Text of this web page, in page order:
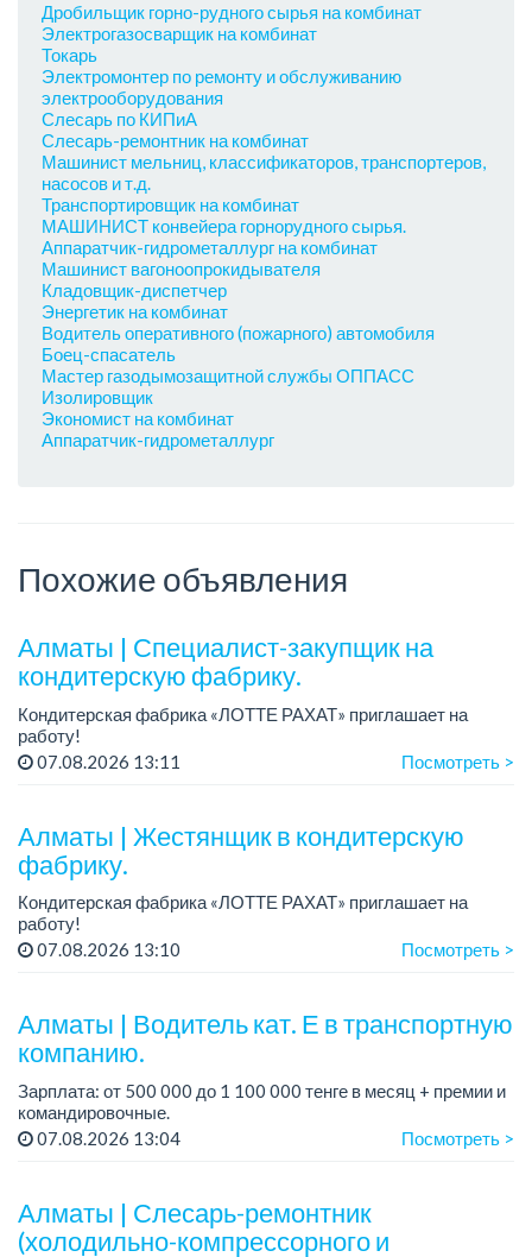
Дробильщик горно-рудного сырья на комбинат
Электрогазосварщик на комбинат
Токарь
Электромонтер по ремонту и обслуживанию
электрооборудования
Слесарь по КИПиА
Слесарь-ремонтник на комбинат
Машинист мельниц, классификаторов, транспортеров,
насосов и т.д.
Транспортировщик на комбинат
МАШИНИСТ конвейера горнорудного сырья.
Аппаратчик-гидрометаллург на комбинат
Машинист вагоноопрокидывателя
Кладовщик-диспетчер
Энергетик на комбинат
Водитель оперативного (пожарного) автомобиля
Боец-спасатель
Мастер газодымозащитной службы ОППАСС
Изолировщик
Экономист на комбинат
Аппаратчик-гидрометаллург
Похожие объявления
Алматы | Специалист-закупщик на
кондитерскую фабрику.
Кондитерская фабрика «ЛОТТЕ РАХАТ» приглашает на
работу!
Зарплата: до 275 000 тенге.
07.08.2026 13:11 Посмотреть >
Алматы | Жестянщик в кондитерскую
фабрику.
Кондитерская фабрика «ЛОТТЕ РАХАТ» приглашает на
работу!
График работы: сменный.
07.08.2026 13:10 Посмотреть >
Алматы | Водитель кат. Е в транспортную
компанию.
Зарплата: от 500 000 до 1 100 000 тенге в месяц + премии и
командировочные.
Условия: постоянная занятость, бонусы и премии за
качественную работу, комфортные условия, современный
07.08.2026 13:04 Посмотреть >
Алматы | Слесарь-ремонтник
(холодильно-компрессорного и